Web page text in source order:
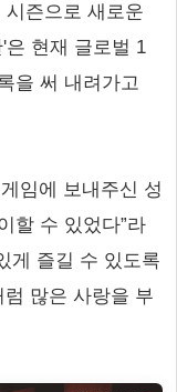
즌으로 새로운
은 현재 글로벌 1
을 써 내려가고
임에 보내주신 성
할 수 있었다”라
게 즐길 수 있도록
많은 사랑을 부